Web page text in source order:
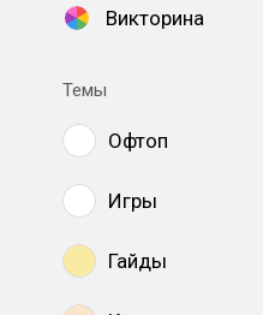
Викторина
Темы
Офтоп
Игры
Гайды